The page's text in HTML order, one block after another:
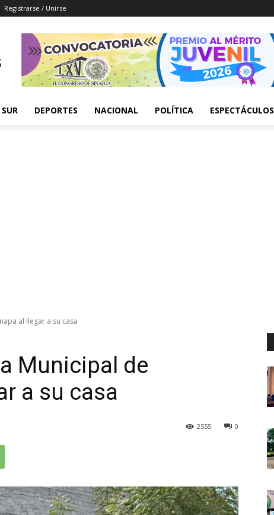
Registrarse / Unirse
DEPORTES NACIONAL POLÍTICA ESPECTÁCULOS
al llegar a su casa
Municipal de
a su casa
0
2555